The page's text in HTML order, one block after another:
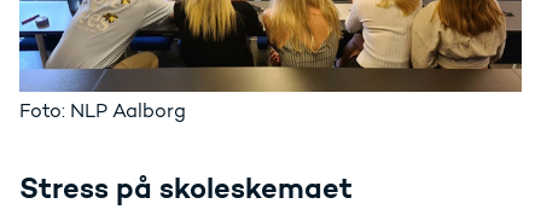
Foto: NLP Aalborg
Stress på skoleskemaet